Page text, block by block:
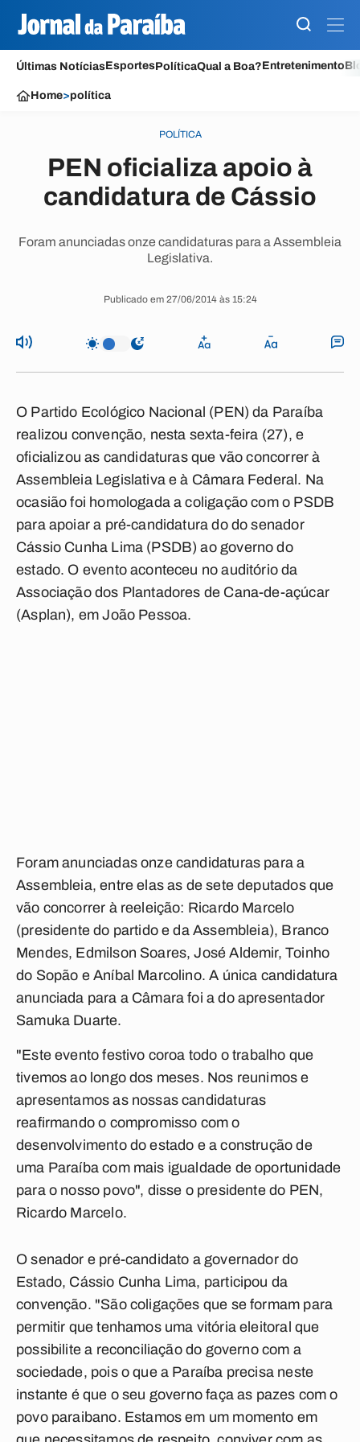
Últimas NotíciasEsportesPolíticaQual a Boa?Entretenimento
Home>política
POLÍTICA
PEN oficializa apoio à
candidatura de Cássio
Foram anunciadas onze candidaturas para a Assembleia
Legislativa.
Publicado em 27/06/2014 às 15:24
O Partido Ecológico Nacional (PEN) da Paraíba
realizou convenção, nesta sexta-feira (27), e
oficializou as candidaturas que vão concorrer à
Assembleia Legislativa e à Câmara Federal. Na
ocasião foi homologada a coligação com o PSDB
para apoiar a pré-candidatura do do senador
Cássio Cunha Lima (PSDB) ao governo do
estado. O evento aconteceu no auditório da
Associação dos Plantadores de Cana-de-açúcar
(Asplan), em João Pessoa.
Foram anunciadas onze candidaturas para a
Assembleia, entre elas as de sete deputados que
vão concorrer à reeleição: Ricardo Marcelo
(presidente do partido e da Assembleia), Branco
Mendes, Edmilson Soares, José Aldemir, Toinho
do Sopão e Aníbal Marcolino. A única candidatura
anunciada para a Câmara foi a do apresentador
Samuka Duarte.
"Este evento festivo coroa todo o trabalho que
tivemos ao longo dos meses. Nos reunimos e
apresentamos as nossas candidaturas
reafirmando o compromisso com o
desenvolvimento do estado e a construção de
uma Paraíba com mais igualdade de oportunidade
para o nosso povo", disse o presidente do PEN,
Ricardo Marcelo.
O senador e pré-candidato a governador do
Estado, Cássio Cunha Lima, participou da
convenção. "São coligações que se formam para
permitir que tenhamos uma vitória eleitoral que
possibilite a reconciliação do governo com a
sociedade, pois o que a Paraíba precisa neste
instante é que o seu governo faça as pazes com o
povo paraibano. Estamos em um momento em